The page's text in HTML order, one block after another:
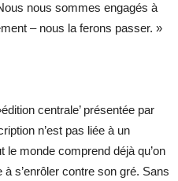
nous sommes engagés à
– nous la ferons passer. »
centrale’ présentée par
n’est pas liée à un
le monde comprend déjà qu’on
s’enrôler contre son gré. Sans